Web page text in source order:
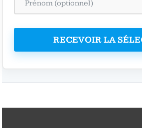
RECEVOIR LA